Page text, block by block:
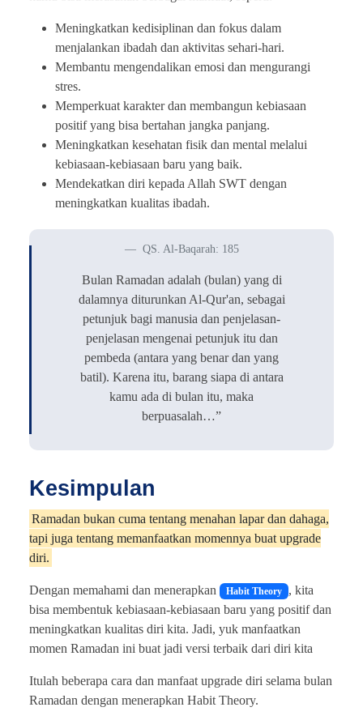
Meningkatkan kedisiplinan dan fokus dalam
menjalankan ibadah dan aktivitas sehari-hari.
Membantu mengendalikan emosi dan mengurangi
stres.
Memperkuat karakter dan membangun kebiasaan
positif yang bisa bertahan jangka panjang.
Meningkatkan kesehatan fisik dan mental melalui
kebiasaan-kebiasaan baru yang baik.
Mendekatkan diri kepada Allah SWT dengan
meningkatkan kualitas ibadah.
QS. Al-Baqarah: 185
Bulan Ramadan adalah (bulan) yang di
dalamnya diturunkan Al-Qur'an, sebagai
petunjuk bagi manusia dan penjelasan-
penjelasan mengenai petunjuk itu dan
pembeda (antara yang benar dan yang
batil). Karena itu, barang siapa di antara
kamu ada di bulan itu, maka
berpuasalah…”
Kesimpulan
Ramadan bukan cuma tentang menahan lapar dan dahaga,
tapi juga tentang memanfaatkan momennya buat upgrade
diri.
Dengan memahami dan menerapkan Habit Theory , kita
bisa membentuk kebiasaan-kebiasaan baru yang positif dan
meningkatkan kualitas diri kita. Jadi, yuk manfaatkan
momen Ramadan ini buat jadi versi terbaik dari diri kita
Itulah beberapa cara dan manfaat upgrade diri selama bulan
Ramadan dengan menerapkan Habit Theory.